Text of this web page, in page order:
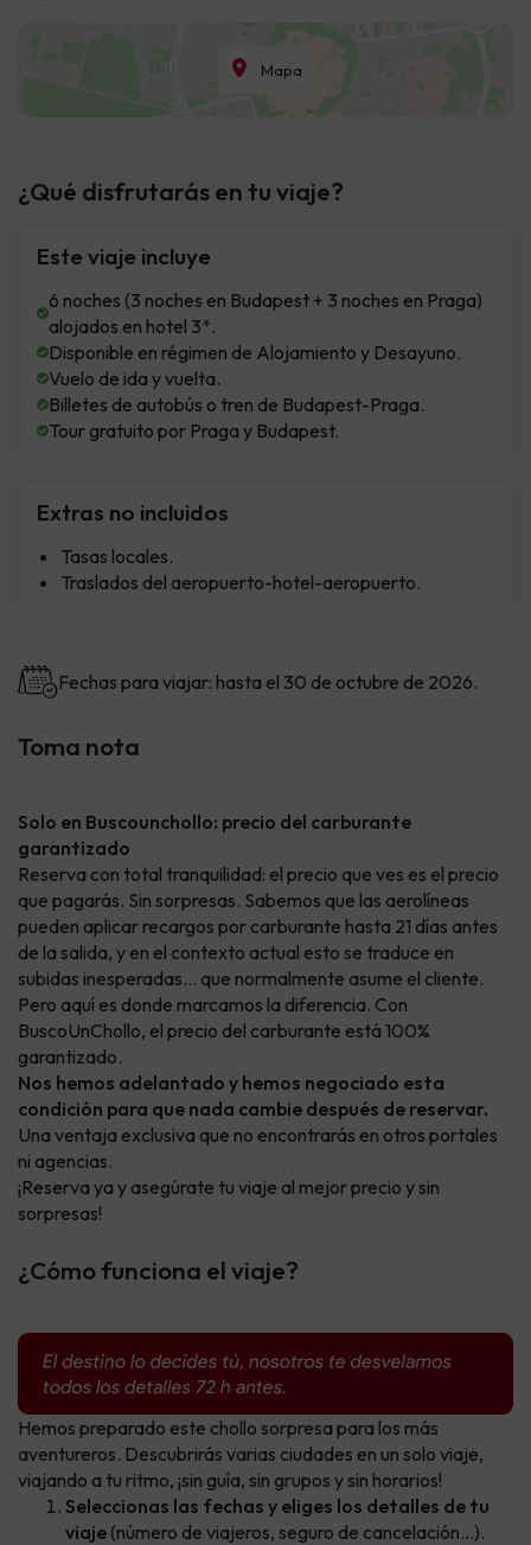
Mapa
¿Qué disfrutarás en tu viaje?
Este viaje incluye
6 noches (3 noches en Budapest + 3 noches en Praga)
alojados en hotel 3*.
Disponible en régimen de Alojamiento y Desayuno.
Vuelo de ida y vuelta.
Billetes de autobús o tren de Budapest-Praga.
Tour gratuito por Praga y Budapest.
Extras no incluidos
Tasas locales.
Traslados del aeropuerto-hotel-aeropuerto.
Fechas para viajar: hasta el 30 de octubre de 2026.
Toma nota
Solo en Buscounchollo: precio del carburante
garantizado
Reserva con total tranquilidad: el precio que ves es el precio
que pagarás. Sin sorpresas. Sabemos que las aerolíneas
pueden aplicar recargos por carburante hasta 21 días antes
de la salida, y en el contexto actual esto se traduce en
subidas inesperadas… que normalmente asume el cliente.
Pero aquí es donde marcamos la diferencia. Con
BuscoUnChollo, el precio del carburante está 100%
garantizado.
Nos hemos adelantado y hemos negociado esta
condición para que nada cambie después de reservar.
Una ventaja exclusiva que no encontrarás en otros portales
ni agencias.
¡Reserva ya y asegúrate tu viaje al mejor precio y sin
sorpresas!
¿Cómo funciona el viaje?
Hemos preparado este chollo sorpresa para los más
aventureros. Descubrirás varias ciudades en un solo viaje,
viajando a tu ritmo, ¡sin guía, sin grupos y sin horarios!
Seleccionas las fechas y eliges los detalles de tu
viaje (número de viajeros, seguro de cancelación...).